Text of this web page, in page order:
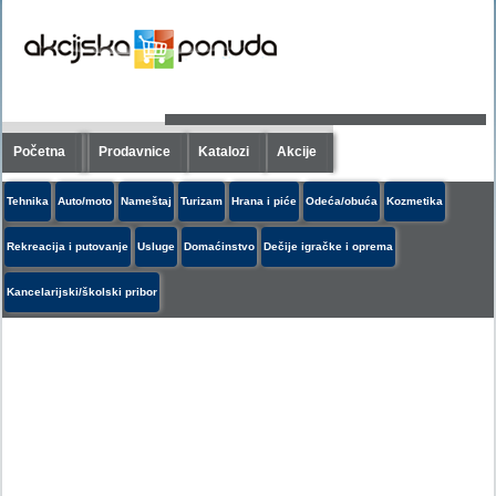
Početna Prodavnice Katalozi Akcije
Tehnika Auto/moto Nameštaj Turizam Hrana i piće Odeća/obuća Kozmetika
Rekreacija i putovanje Usluge Domaćinstvo Dečije igračke i oprema
Kancelarijski/školski pribor